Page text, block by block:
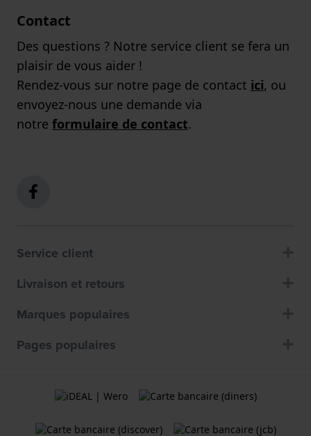
Contact
Des questions ? Notre service client se fera un
plaisir de vous aider !
Rendez-vous sur notre page de contact ici, ou
envoyez-nous une demande via
notre formulaire de contact.
Service client
Livraison et retours
Marques populaires
Pages populaires